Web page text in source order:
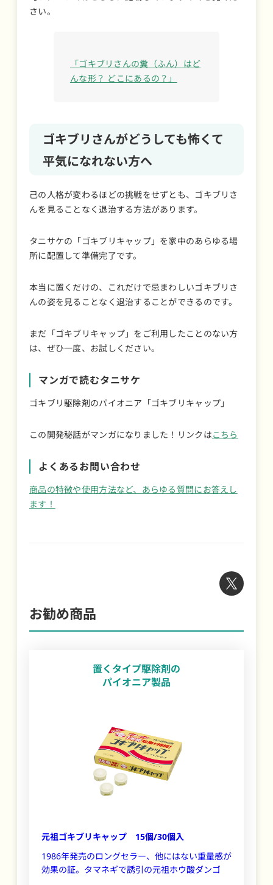
さい。
「ゴキブリさんの糞（ふん）はど
んな形？ どこにあるの？」
ゴキブリさんがどうしても怖くて
平気になれない方へ
己の人格が変わるほどの挑戦をせずとも、ゴキブリさ
んを見ることなく退治する方法があります。
タニサケの「ゴキブリキャップ」を家中のあらゆる場
所に配置して準備完了です。
本当に置くだけの、これだけで忌まわしいゴキブリさ
んの姿を見ることなく退治することができるのです。
まだ「ゴキブリキャップ」をご利用したことのない方
は、ぜひ一度、お試しください。
マンガで読むタニサケ
ゴキブリ駆除剤のパイオニア「ゴキブリキャップ」
この開発秘話がマンガになりました！リンクはこちら
よくあるお問い合わせ
商品の特徴や使用方法など、あらゆる質問にお答えし
ます！
お勧め商品
置くタイプ駆除剤の
パイオニア製品
元祖ゴキブリキャップ 15個/30個入
1986年発売のロングセラー、他にはない重量感が
効果の証。タマネギで誘引の元祖ホウ酸ダンゴ